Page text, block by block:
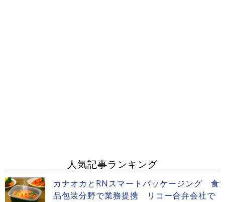
人気記事ランキング
カナオカとRNスマートパッケージング 食
品包装分野で業務提携 リコー合弁会社で